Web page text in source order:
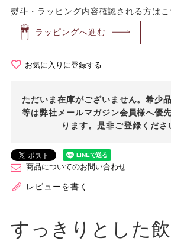
熨斗・ラッピング内容確認される方はこ
ラッピングへ進む
お気に入りに登録する
ただいま在庫がございません。希少
等は弊社メールマガジン会員様へ優
ります。是非ご登録くださ
商品についてのお問い合わせ
レビューを書く
すっきりとした